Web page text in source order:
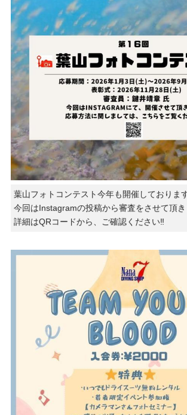
葉山フォトコンテスト今年も開催しておりま
今回はInstagramの投稿から審査をさせて頂
詳細はQRコードから、ご確認ください‼️